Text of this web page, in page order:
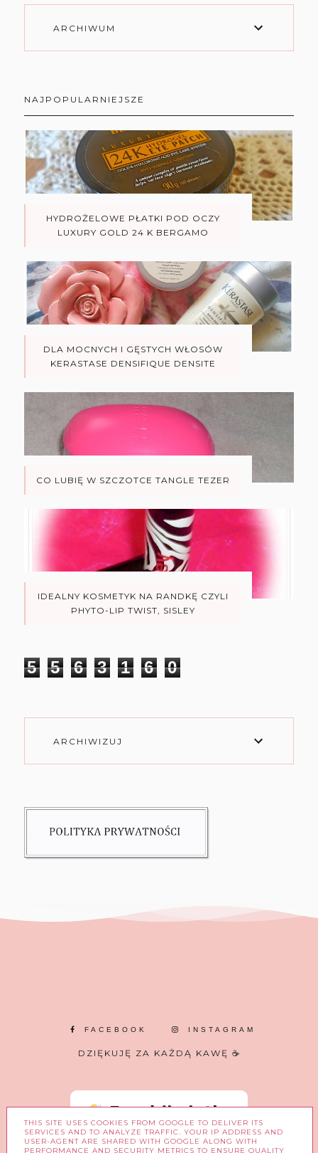
ARCHIWUM
NAJPOPULARNIEJSZE
HYDROŻELOWE PŁATKI POD OCZY
LUXURY GOLD 24 K BERGAMO
DLA MOCNYCH I GĘSTYCH WŁOSÓW
KERASTASE DENSIFIQUE DENSITE
CO LUBIĘ W SZCZOTCE TANGLE TEZER
IDEALNY KOSMETYK NA RANDKĘ CZYLI
PHYTO-LIP TWIST, SISLEY
5 5 6 3 1 6 0
ARCHIWIZUJ
FACEBOOK INSTAGRAM
DZIĘKUJĘ ZA KAŻDĄ KAWĘ ☕
THIS SITE USES COOKIES FROM GOOGLE TO DELIVER ITS
SERVICES AND TO ANALYZE TRAFFIC. YOUR IP ADDRESS AND
USER-AGENT ARE SHARED WITH GOOGLE ALONG WITH
PERFORMANCE AND SECURITY METRICS TO ENSURE QUALITY